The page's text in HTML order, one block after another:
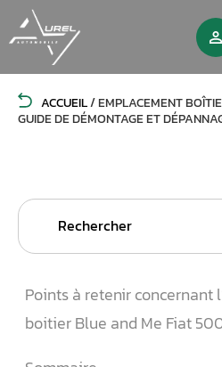
ACCUEIL/EMPLACEMENT
GUIDE DE DÉMONTAGE ET
Search
Points à retenir concernant
boitier Blue and Me Fiat